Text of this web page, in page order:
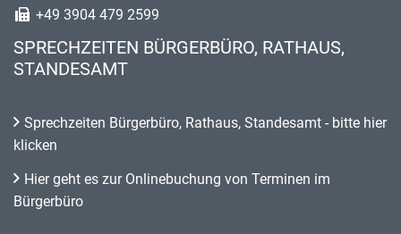
+49 3904 479 2599
SPRECHZEITEN BÜRGERBÜRO, RATHAUS,
STANDESAMT
Sprechzeiten Bürgerbüro, Rathaus, Standesamt - bitte hier
klicken
Hier geht es zur Onlinebuchung von Terminen im
Bürgerbüro